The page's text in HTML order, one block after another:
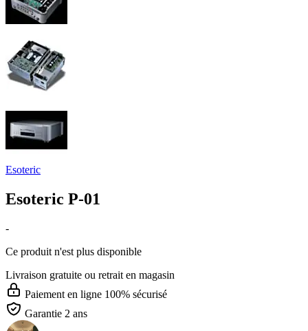
Esoteric
Esoteric P-01
-
Ce produit n'est plus disponible
Livraison gratuite ou retrait en magasin
Paiement en ligne 100% sécurisé
Garantie 2 ans